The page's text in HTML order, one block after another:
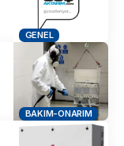
GENEL
BAKIM-ONARIM